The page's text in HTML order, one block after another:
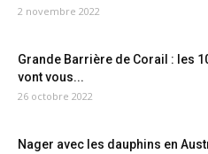
2 novembre 2022
Grande Barrière de Corail : les
vont vous...
26 octobre 2022
Nager avec les dauphins en